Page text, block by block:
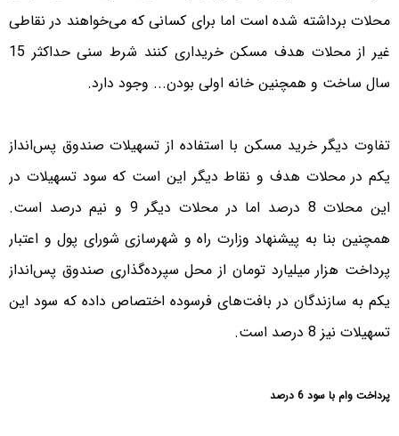
محلات برداشته شده است اما برای کسانی که می‌خواهند در نقاطی
غیر از محلات هدف مسکن خریداری کنند شرط سنی حداکثر 15
سال ساخت و همچنین خانه اولی بودن... وجود دارد.
تفاوت دیگر خرید مسکن با استفاده از تسهیلات صندوق پس‌انداز
یکم در محلات هدف و نقاط دیگر این است که سود تسهیلات در
این محلات 8 درصد اما در محلات دیگر 9 و نیم درصد است.
همچنین بنا به پیشنهاد وزارت راه و شهرسازی شورای پول و اعتبار
پرداخت هزار میلیارد تومان از محل سپرده‌گذاری صندوق پس‌انداز
یکم به سازندگان در بافت‌های فرسوده اختصاص داده که سود این
تسهیلات نیز 8 درصد است.
پرداخت وام با سود 6 درصد